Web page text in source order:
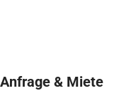
Anfrage & Miete